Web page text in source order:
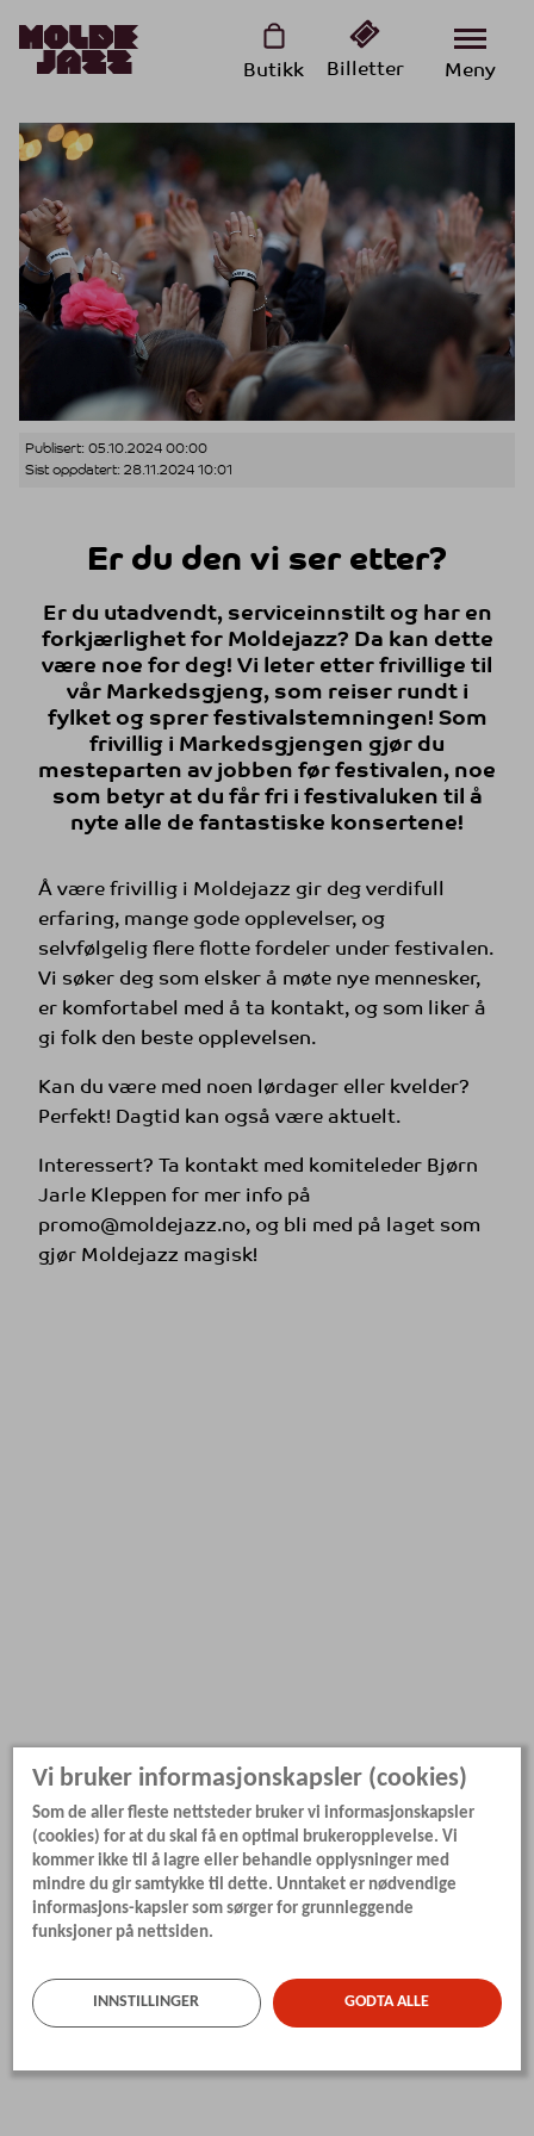
Butikk Billetter Meny
Publisert: 05.10.2024 00:00
Sist oppdatert: 28.11.2024 10:01
Er du den vi ser etter?
Er du utadvendt, serviceinnstilt og har en
forkjærlighet for Moldejazz? Da kan dette
være noe for deg! Vi leter etter frivillige til
vår Markedsgjeng, som reiser rundt i
fylket og sprer festivalstemningen! Som
frivillig i Markedsgjengen gjør du
mesteparten av jobben før festivalen, noe
som betyr at du får fri i festivaluken til å
nyte alle de fantastiske konsertene!
Å være frivillig i Moldejazz gir deg verdifull
erfaring, mange gode opplevelser, og
selvfølgelig flere flotte fordeler under festivalen.
Vi søker deg som elsker å møte nye mennesker,
er komfortabel med å ta kontakt, og som liker å
gi folk den beste opplevelsen.
Kan du være med noen lørdager eller kvelder?
Perfekt! Dagtid kan også være aktuelt.
Interessert? Ta kontakt med komiteleder Bjørn
Jarle Kleppen for mer info på
promo@moldejazz.no, og bli med på laget som
gjør Moldejazz magisk!
Vi bruker informasjonskapsler (cookies)
Som de aller fleste nettsteder bruker vi informasjonskapsler
(cookies) for at du skal få en optimal brukeropplevelse. Vi
kommer ikke til å lagre eller behandle opplysninger med
mindre du gir samtykke til dette. Unntaket er nødvendige
informasjons-kapsler som sørger for grunnleggende
funksjoner på nettsiden.
INNSTILLINGER GODTA ALLE